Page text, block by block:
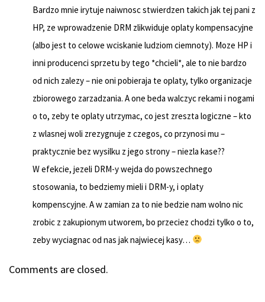
Bardzo mnie irytuje naiwnosc stwierdzen takich jak tej pani z
HP, ze wprowadzenie DRM zlikwiduje oplaty kompensacyjne
(albo jest to celowe wciskanie ludziom ciemnoty). Moze HP i
inni producenci sprzetu by tego *chcieli*, ale to nie bardzo
od nich zalezy – nie oni pobieraja te oplaty, tylko organizacje
zbiorowego zarzadzania. A one beda walczyc rekami i nogami
o to, zeby te oplaty utrzymac, co jest zreszta logiczne – kto
z wlasnej woli zrezygnuje z czegos, co przynosi mu –
praktycznie bez wysilku z jego strony – niezla kase??
W efekcie, jezeli DRM-y wejda do powszechnego
stosowania, to bedziemy mieli i DRM-y, i oplaty
kompenscyjne. A w zamian za to nie bedzie nam wolno nic
zrobic z zakupionym utworem, bo przeciez chodzi tylko o to,
zeby wyciagnac od nas jak najwiecej kasy…
Comments are closed.